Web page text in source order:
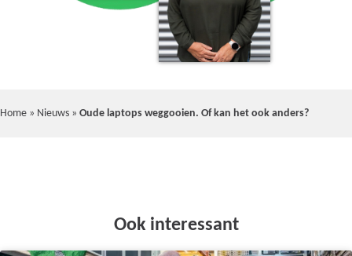
Home » Nieuws » Oude laptops weggooien. Of kan het ook anders?
Ook interessant